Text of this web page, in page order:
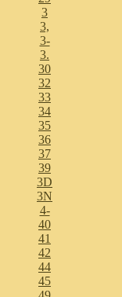
3
3,
3-
3.
30
32
33
34
35
36
37
39
3D
3N
4-
40
41
42
44
45